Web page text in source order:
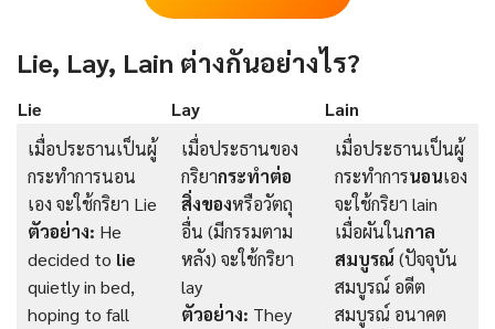
Lie, Lay, Lain ต่างกันอย่างไร?
Lie Lay
Lain
เมื่อประธานเป็นผู้
กระทำการนอน
เอง จะใช้กริยา Lie
ตัวอย่าง: He
decided to lie
quietly in bed,
hoping to fall
เมื่อประธานของ
กริยากระทำต่อ
สิ่งของหรือวัตถุ
อื่น (มีกรรมตาม
หลัง) จะใช้กริยา
lay
ตัวอย่าง: They
เมื่อประธานเป็นผู้
กระทำการนอนเอง
จะใช้กริยา lain
เมื่อผันในกาล
สมบูรณ์ (ปัจจุบัน
สมบูรณ์ อดีต
สมบูรณ์ อนาคต